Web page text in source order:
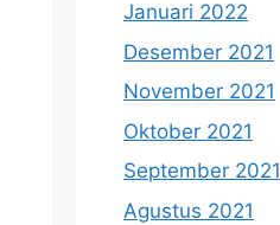
Januari 2022
Desember 2021
November 2021
Oktober 2021
September 2021
Agustus 2021